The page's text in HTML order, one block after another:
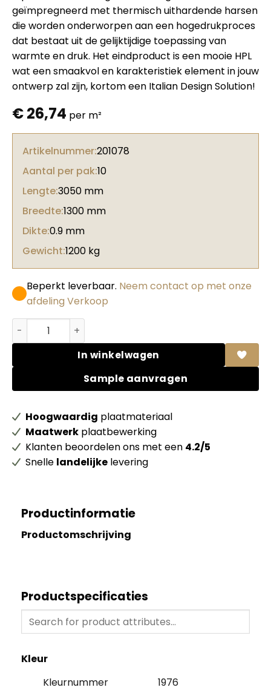
geïmpregneerd met thermisch uithardende harsen
die worden onderworpen aan een hogedrukproces
dat bestaat uit de gelijktijdige toepassing van
warmte en druk. Het eindproduct is een mooie HPL
wat een smaakvol en karakteristiek element in jouw
ontwerp zal zijn, kortom een Italian Design Solution!
€26,74 per m²
Artikelnummer:201078
Aantal per pak:10
Lengte:3050 mm
Breedte:1300 mm
Dikte:0.9 mm
Gewicht:1200 kg
Beperkt leverbaar. Neem contact op met onze
afdeling Verkoop
Abet HPL 1976 Root Apulia + film aantal
In winkelwagen
Sample aanvragen
Hoogwaardig plaatmateriaal
Maatwerk plaatbewerking
Klanten beoordelen ons met een 4.2/5
Snelle landelijke levering
Productinformatie
Productomschrijving
Productspecificaties
Kleur
Kleurnummer
1976